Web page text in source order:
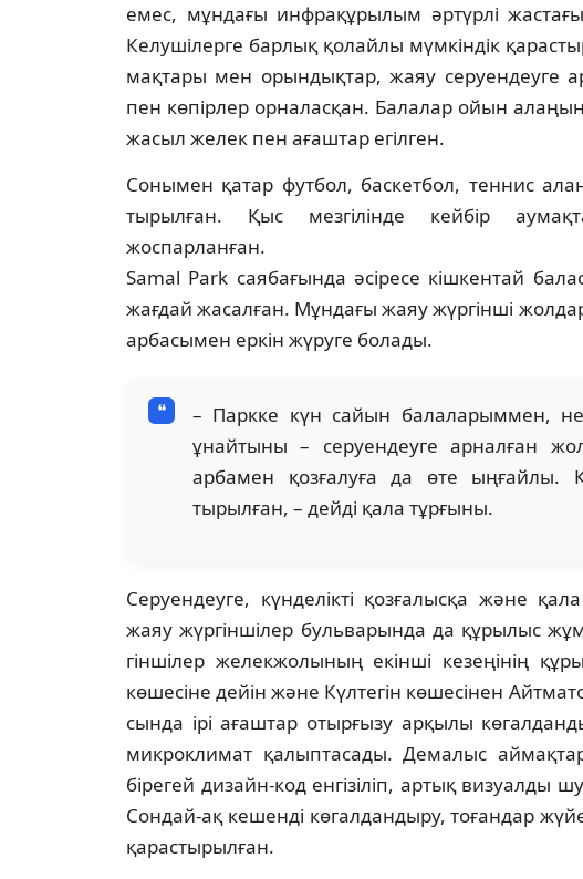
емес, мұндағы инфрақұрылым әртүрлі
Келу­шілерге барлық қолайлы мүмкіндік
мақтары мен орындықтар, жаяу серуен­деуге
пен көпірлер орналасқан. Балалар ойын
жасыл желек пен ағаштар егілген.
Сонымен қатар футбол, баскетбол, тен­нис
тырылған. Қыс мезгілінде кейбір
жоспарланған.
Samal Park саябағында әсіресе кішкентай
жағ­дай жасалған. Мұндағы жаяу жүргінші
ар­басымен еркін жүруге болады.
– Паркке күн сайын балаларыммен,
ұнайтыны – серуен­деуге арналған
арбамен қозғалуға да өте ың­ғайлы.
тырылған, – дейді қала тұрғыны.
Серуендеуге, күнделікті қозғалысқа және
жаяу жүргіншілер бульварында да құрылыс
гіншілер желекжолының екінші кезеңінің
көшесіне дейін және Күлтегін көшесінен
сында ірі ағаштар отырғызу арқылы
мик­роклимат қалыптасады. Демалыс
біре­гей дизайн-код енгізіліп, артық
Сон­дай-ақ кешенді көгалдандыру, тоғандар
қарас­тырылған.